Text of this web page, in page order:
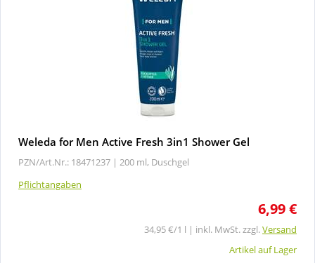
Weleda for Men Active Fresh 3in1 Shower Gel
PZN/Art.Nr.: 18471237 | 200 ml, Duschgel
Pflichtangaben
6,99 €
34,95 €/1 l | inkl. MwSt. zzgl.Versand
Artikel auf Lager